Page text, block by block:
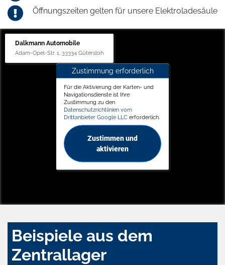
Öffnungszeiten gelten für unsere Elektroladesäule
Dalkmann Automobile
Adam-Opel-Str. 1, 33334 Gütersloh
Zustimmung erforderlich
Für die Aktivierung der Karten- und
Navigationsdienste ist Ihre
Zustimmung zu den
Datenschutzrichtlinien vom
Drittanbieter Google LLC erforderlich.
Zustimmen und
aktivieren
Beispiele aus dem
Zentrallager